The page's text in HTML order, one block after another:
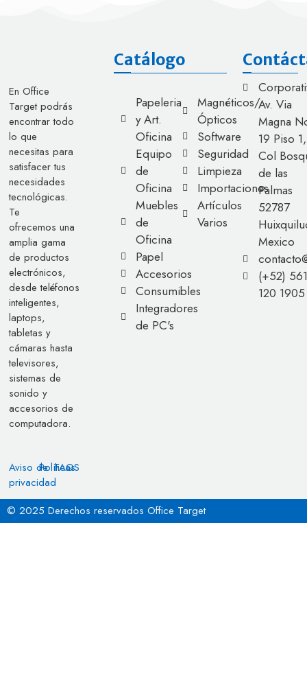
En Office
Target podrás
encontrar todo
lo que
necesitas para
satisfacer tus
necesidades
tecnológicas.
Te
ofrecemos una
amplia gama
de productos
electrónicos,
desde teléfonos
inteligentes,
laptops,
tabletas y
cámaras hasta
televisores,
sistemas de
sonido y
accesorios de
computadora.
Aviso de
privacidad
Políticas
FAQS
Catálogo
Papeleria
y Art.
Oficina
Equipo
de
Oficina
Muebles
de
Oficina
Papel
Accesorios
Consumibles
Integradores
de PC's
Magnéticos/
Ópticos
Software
Seguridad
Limpieza
Importaciones
Artículos
Varios
Av. Via
Magna
19 Piso 1,
Col
de las
Palmas
52787
Mexico
(+52) 561
120 1905
© 2025 Derechos reservados Office Target